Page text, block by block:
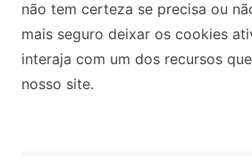
não tem certeza se precisa ou
mais seguro deixar os cookies
interaja com um dos recursos
nosso site.